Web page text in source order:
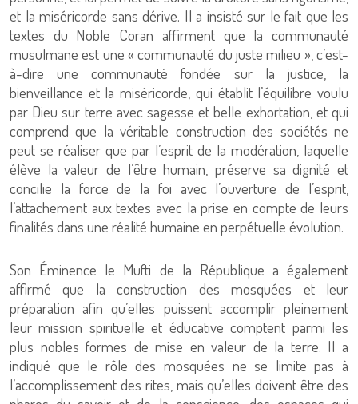
et la miséricorde sans dérive. Il a insisté sur le fait que les
textes du Noble Coran affirment que la communauté
musulmane est une « communauté du juste milieu », c’est-
à-dire une communauté fondée sur la justice, la
bienveillance et la miséricorde, qui établit l’équilibre voulu
par Dieu sur terre avec sagesse et belle exhortation, et qui
comprend que la véritable construction des sociétés ne
peut se réaliser que par l’esprit de la modération, laquelle
élève la valeur de l’être humain, préserve sa dignité et
concilie la force de la foi avec l’ouverture de l’esprit,
l’attachement aux textes avec la prise en compte de leurs
finalités dans une réalité humaine en perpétuelle évolution.
Son Éminence le Mufti de la République a également
affirmé que la construction des mosquées et leur
préparation afin qu’elles puissent accomplir pleinement
leur mission spirituelle et éducative comptent parmi les
plus nobles formes de mise en valeur de la terre. Il a
indiqué que le rôle des mosquées ne se limite pas à
l’accomplissement des rites, mais qu’elles doivent être des